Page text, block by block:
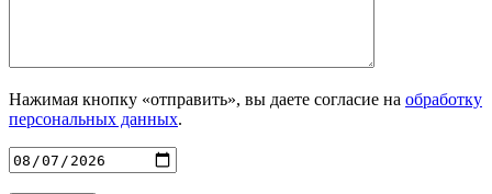
Нажимая кнопку «отправить», вы даете согласие на обработку
персональных данных.